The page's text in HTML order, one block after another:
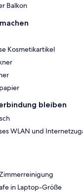
Balkon
Kosmetikartikel
bleiben
WLAN und
in Laptop-Größe